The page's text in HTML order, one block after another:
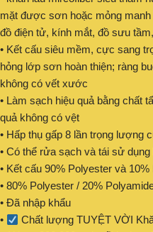
mặt được sơn hoặc mỏng
đồ điện tử, kính mắt, đồ sưu
• Kết cấu siêu mềm, cực sang
hỏng lớp sơn hoàn thiện; ràng
không có vết xước
• Làm sạch hiệu quả bằng chất
quả không có vệt
• Hấp thụ gấp 8 lần trọng lượng
• Có thể rửa sạch và tái sử dụng
• Kết cấu 90% Polyester và
• 80% Polyester / 20%
• Đã nhập khẩu
•
Chất lượng TUYỆT VỜI